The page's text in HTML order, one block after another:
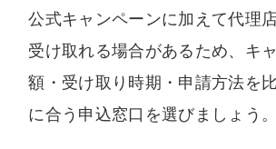
公式キャンペーンに加えて代理
受け取れる場合があるため、キ
額・受け取り時期・申請方法を
に合う申込窓口を選びましょう。